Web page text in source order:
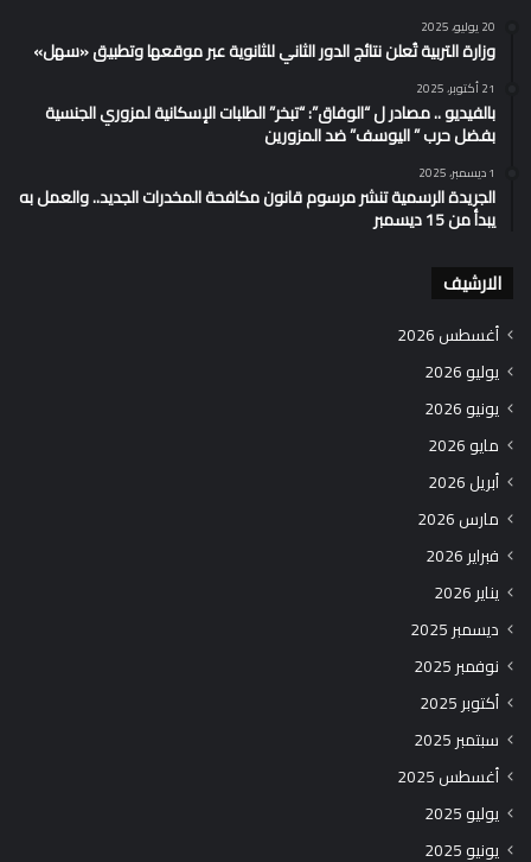
20 يوليو، 2025
وزارة التربية تُعلن نتائج الدور الثاني للثانوية عبر موقعها وتطبيق «سهل»
21 أكتوبر، 2025
بالفيديو .. مصادر ل “الوفاق”: “تبخر” الطلبات الإسكانية لمزوري الجنسية
بفضل حرب ” اليوسف” ضد المزورين
1 ديسمبر، 2025
الجريدة الرسمية تنشر مرسوم قانون مكافحة المخدرات الجديد.. والعمل به
يبدأ من 15 ديسمبر
الارشيف
أغسطس 2026
يوليو 2026
يونيو 2026
مايو 2026
أبريل 2026
مارس 2026
فبراير 2026
يناير 2026
ديسمبر 2025
نوفمبر 2025
أكتوبر 2025
سبتمبر 2025
أغسطس 2025
يوليو 2025
يونيو 2025